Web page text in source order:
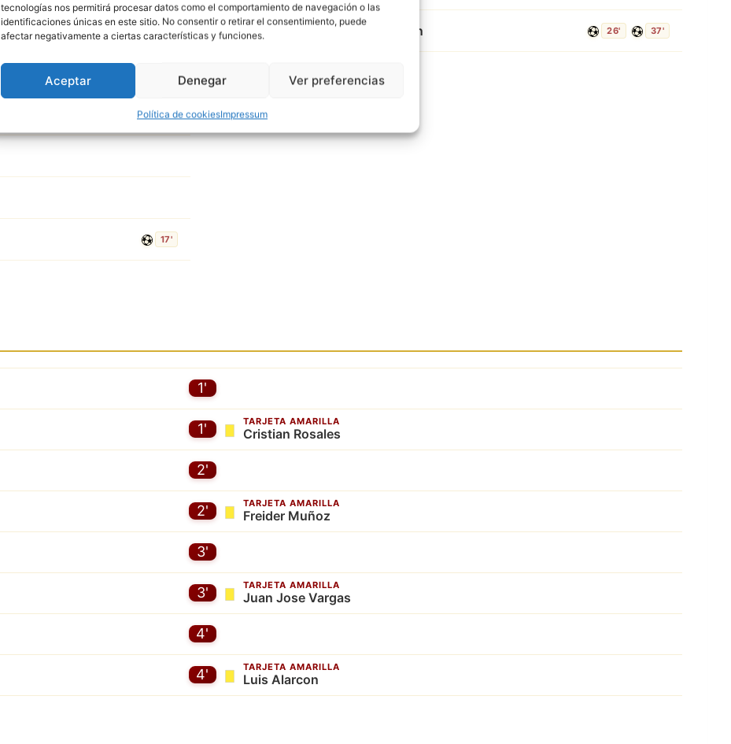
tecnologías nos permitirá procesar datos como el comportamiento de navegación o las
identificaciones únicas en este sitio. No consentir o retirar el consentimiento, puede
afectar negativamente a ciertas características y funciones.
Aceptar Denegar Ver preferencias
Política de cookiesImpressum
10' 15'
3'
17'
22 Vinicius Welington 26' 37'
1'
1' TARJETA AMARILLA
Cristian Rosales
2'
2' TARJETA AMARILLA
Freider Muñoz
3'
3' TARJETA AMARILLA
Juan Jose Vargas
4'
4' TARJETA AMARILLA
Luis Alarcon